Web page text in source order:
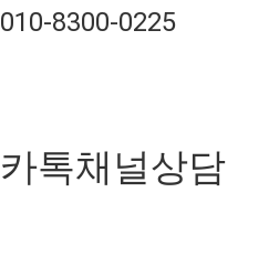
010-8300-0225
카톡채널상담